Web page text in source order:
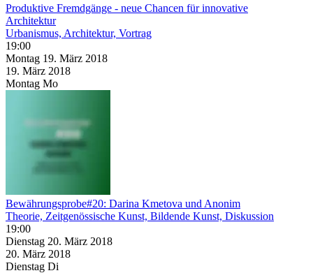
Produktive Fremdgänge - neue Chancen für innovative
Architektur
Urbanismus, Architektur, Vortrag
19:00
Montag 19. März 2018
19. März 2018
Montag Mo
Bewährungsprobe#20: Darina Kmetova und Anonim
Theorie, Zeitgenössische Kunst, Bildende Kunst, Diskussion
19:00
Dienstag 20. März 2018
20. März 2018
Dienstag Di